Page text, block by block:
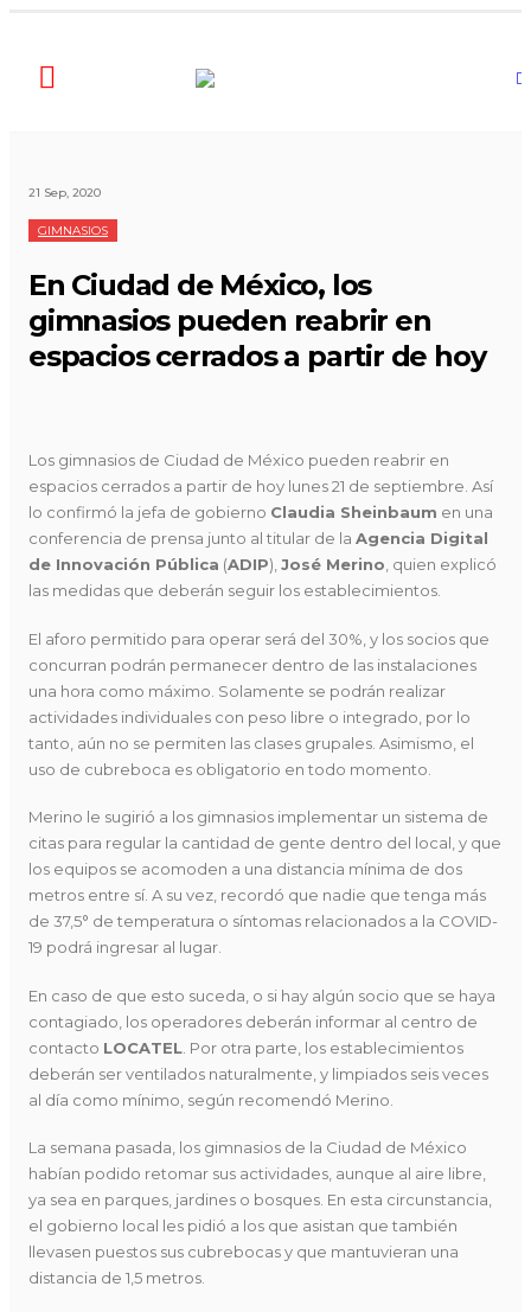
21 Sep, 2020
GIMNASIOS
En Ciudad de México, los
gimnasios pueden reabrir en
espacios cerrados a partir de hoy
Los gimnasios de Ciudad de México pueden reabrir en
espacios cerrados a partir de hoy lunes 21 de septiembre. Así
lo confirmó la jefa de gobierno Claudia Sheinbaum en una
conferencia de prensa junto al titular de la Agencia Digital
de Innovación Pública (ADIP), José Merino , quien explicó
las medidas que deberán seguir los establecimientos.
El aforo permitido para operar será del 30%, y los socios que
concurran podrán permanecer dentro de las instalaciones
una hora como máximo. Solamente se podrán realizar
actividades individuales con peso libre o integrado, por lo
tanto, aún no se permiten las clases grupales. Asimismo, el
uso de cubreboca es obligatorio en todo momento.
Merino le sugirió a los gimnasios implementar un sistema de
citas para regular la cantidad de gente dentro del local, y que
los equipos se acomoden a una distancia mínima de dos
metros entre sí. A su vez, recordó que nadie que tenga más
de 37,5° de temperatura o síntomas relacionados a la COVID-
19 podrá ingresar al lugar.
En caso de que esto suceda, o si hay algún socio que se haya
contagiado, los operadores deberán informar al centro de
contacto LOCATEL . Por otra parte, los establecimientos
deberán ser ventilados naturalmente, y limpiados seis veces
al día como mínimo, según recomendó Merino.
La semana pasada, los gimnasios de la Ciudad de México
habían podido retomar sus actividades, aunque al aire libre,
ya sea en parques, jardines o bosques. En esta circunstancia,
el gobierno local les pidió a los que asistan que también
llevasen puestos sus cubrebocas y que mantuvieran una
distancia de 1,5 metros.